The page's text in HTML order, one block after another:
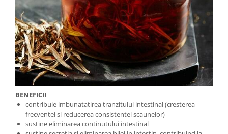
BENEFICII
contribuie imbunatatirea tranzitului intestinal (cresterea
frecventei si reducerea consistentei scaunelor)
sustine eliminarea continutului intestinal